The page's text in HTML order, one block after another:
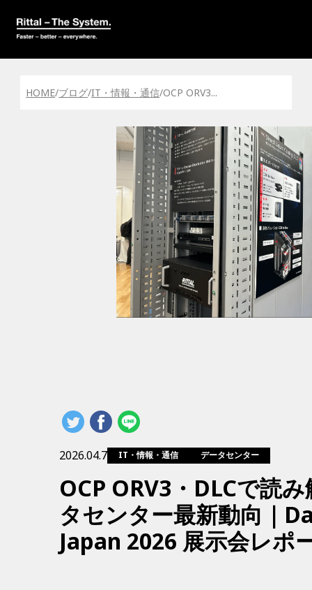
HOME/ブログ/IT・情報・通信/OCP ORV3...
2026.04.7 IT・情報・通信 データセンター
OCP ORV3・DLCで読
タセンター最新動向｜
Japan 2026 展示会レポ